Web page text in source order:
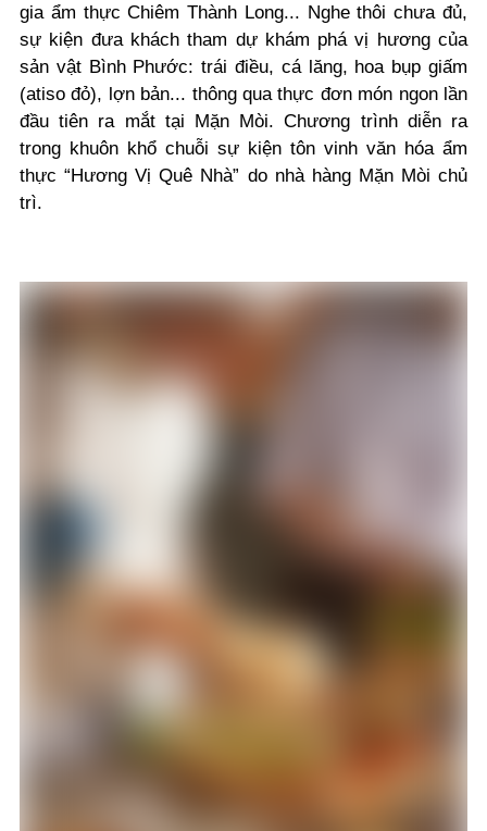
gia ẩm thực Chiêm Thành Long... Nghe thôi chưa đủ,
sự kiện đưa khách tham dự khám phá vị hương của
sản vật Bình Phước: trái điều, cá lăng, hoa bụp giấm
(atiso đỏ), lợn bản... thông qua thực đơn món ngon lần
đầu tiên ra mắt tại Mặn Mòi. Chương trình diễn ra
trong khuôn khổ chuỗi sự kiện tôn vinh văn hóa ẩm
thực “Hương Vị Quê Nhà” do nhà hàng Mặn Mòi chủ
trì.